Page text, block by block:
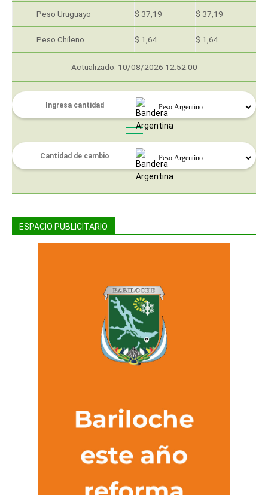
Peso Uruguayo $ 37,19 $ 37,19
Peso Chileno $ 1,64 $ 1,64
Actualizado: 10/08/2026 12:52:00
ESPACIO PUBLICITARIO